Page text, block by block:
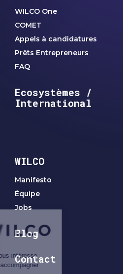
WILCO One
COMET
Appels à candidatures
Prêts Entrepreneurs
FAQ
Ecosystèmes /
International
WILCO
Manifesto
Équipe
Jobs
Blog
Contact